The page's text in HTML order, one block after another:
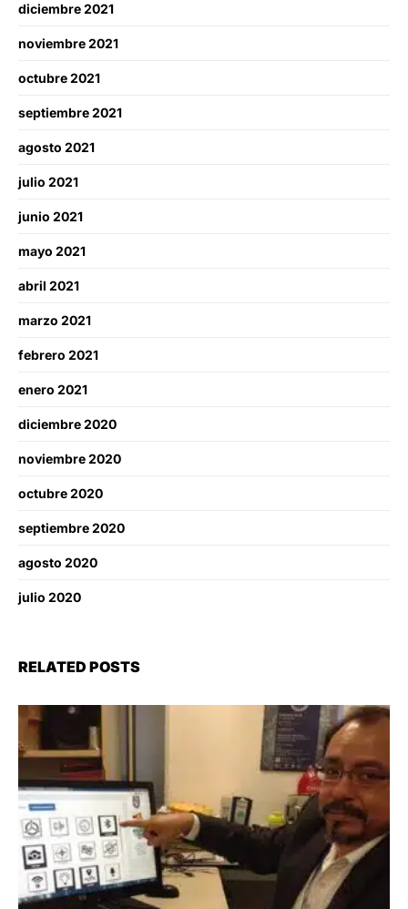
diciembre 2021
noviembre 2021
octubre 2021
septiembre 2021
agosto 2021
julio 2021
junio 2021
mayo 2021
abril 2021
marzo 2021
febrero 2021
enero 2021
diciembre 2020
noviembre 2020
octubre 2020
septiembre 2020
agosto 2020
julio 2020
RELATED POSTS